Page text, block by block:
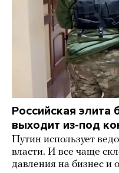
Российская элита
выходит из-под
Путин использует
власти. И все чаще
давления на бизнес и